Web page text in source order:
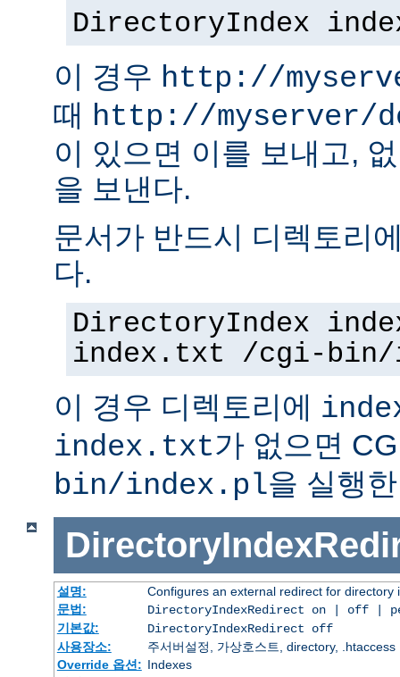
DirectoryIndex
이 경우 http://
때 http://myserver/
이 있으면 이를 보내고,
을 보낸다.
문서가 반드시 디렉토리
다.
DirectoryIndex
index.txt /cgi-bin/
이 경우 디렉토리에
index.txt가 없으면
bin/index.pl을 실행
설명:
Configures an external redirect for directory
문법:
DirectoryIndexRedirect on | off |
기본값:
DirectoryIndexRedirect off
사용장소:
주서버설정, 가상호스트, directory, .htaccess
Override 옵션: Indexes